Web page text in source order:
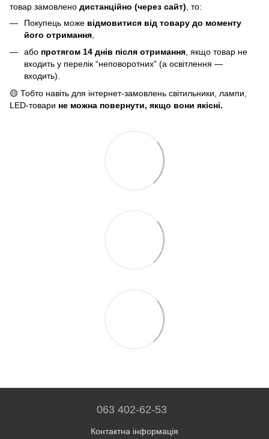
товар замовлено дистанційно (через сайт) , то:
Покупець може відмовитися від товару до моменту
його отримання
або протягом 14 днів після отримання , якщо товар не
входить у перелік “неповоротних” (а освітлення —
входить).
🟡 Тобто навіть для інтернет-замовлень світильники, лампи,
LED-товари не можна повернути, якщо вони якісні.
063 402-62-53
Контактна інформація